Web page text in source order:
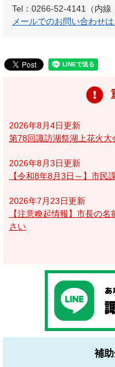
Tel：0266-52-4141（内線
メールでのお問い合わせ
2026年8月4日更新
第78回諏訪湖祭湖上花火大
2026年8月3日更新
【令和8年8月3日～】市民
2026年7月23日更新
【注意喚起情報】市長の
さい
補